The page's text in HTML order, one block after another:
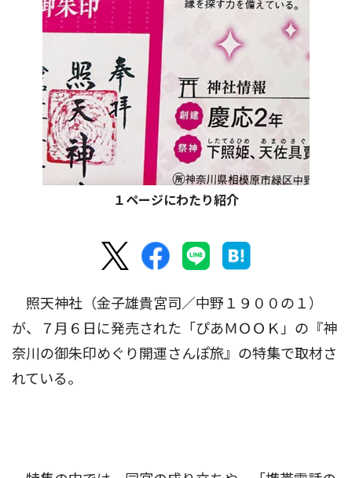
１ページにわたり紹介
照天神社（金子雄貴宮司／中野１９００の１）
が、７月６日に発売された「ぴあＭＯＯＫ」の『神
奈川の御朱印めぐり開運さんぽ旅』の特集で取材さ
れている。